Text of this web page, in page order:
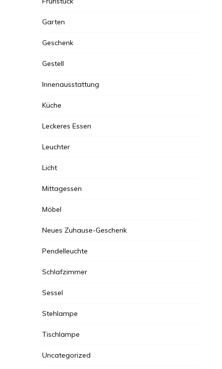
Garten
Geschenk
Gestell
Innenausstattung
Küche
Leckeres Essen
Leuchter
Licht
Mittagessen
Möbel
Neues Zuhause-Geschenk
Pendelleuchte
Schlafzimmer
Sessel
Stehlampe
Tischlampe
Uncategorized